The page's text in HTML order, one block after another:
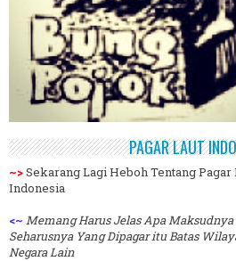
PAGAR LAUT
~>Sekarang Lagi Heboh Tentang Pagar
Indonesia
<~ Memang Harus Jelas Apa
Seharusnya Yang Dipagar itu Batas
Negara Lain